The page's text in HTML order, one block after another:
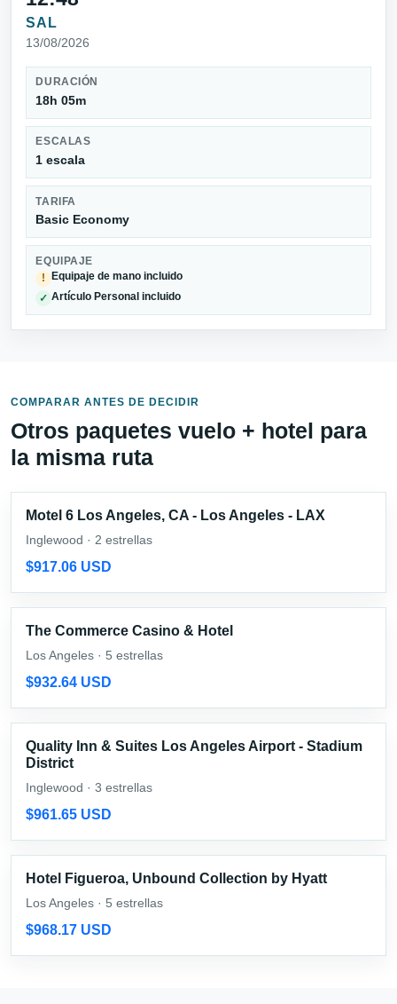
SAL
13/08/2026
DURACIÓN
18h 05m
ESCALAS
1 escala
TARIFA
Basic Economy
EQUIPAJE
!
Equipaje de mano incluido
✓ Artículo Personal incluido
COMPARAR ANTES DE DECIDIR
Otros paquetes vuelo + hotel para
la misma ruta
Motel 6 Los Angeles, CA - Los Angeles - LAX
Inglewood · 2 estrellas
$917.06 USD
The Commerce Casino & Hotel
Los Angeles · 5 estrellas
$932.64 USD
Quality Inn & Suites Los Angeles Airport - Stadium
District
Inglewood · 3 estrellas
$961.65 USD
Hotel Figueroa, Unbound Collection by Hyatt
Los Angeles · 5 estrellas
$968.17 USD